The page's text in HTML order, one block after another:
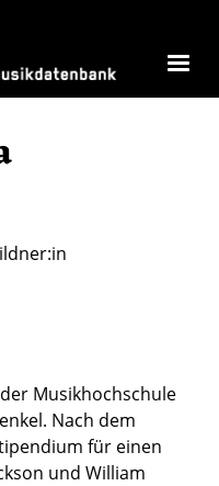
Musikhochschule
Nach dem
für einen
und William